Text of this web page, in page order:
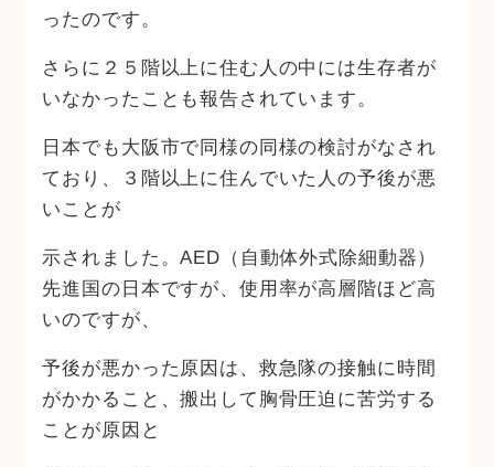
ったのです。
さらに２５階以上に住む人の中には生存者が
いなかったことも報告されています。
日本でも大阪市で同様の同様の検討がなされ
ており、３階以上に住んでいた人の予後が悪
いことが
示されました。AED（自動体外式除細動器）
先進国の日本ですが、使用率が高層階ほど高
いのですが、
予後が悪かった原因は、救急隊の接触に時間
がかかること、搬出して胸骨圧迫に苦労する
ことが原因と